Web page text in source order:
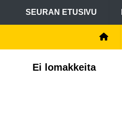
SEURAN ETUSIVU
Ei lomakkeita